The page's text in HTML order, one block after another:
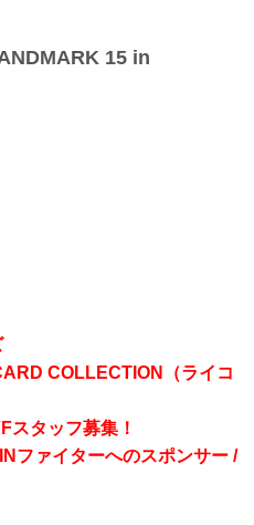
15 in
COLLECTION（ライコ
タッフ募集！
ファイターへのスポンサー /